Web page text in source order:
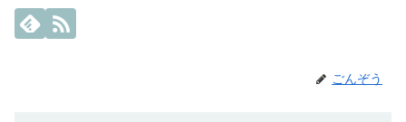
ごんぞう